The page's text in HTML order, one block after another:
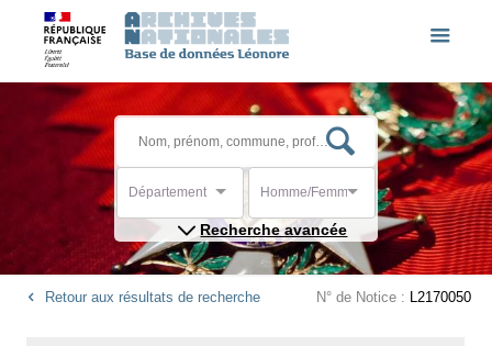
Département Homme/Femme
Recherche avancée
Retour aux résultats de recherche N° de Notice : L2170050